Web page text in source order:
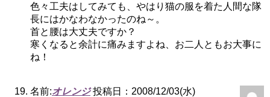
色々工夫はしてみても、やはり猫の服を着た人間な隊
長にはかなわなかったのね～。
首と腰は大丈夫ですか？
寒くなると余計に痛みますよね、お二人ともお大事に
ね！
名前:オレンジ 投稿日：2008/12/03(水)